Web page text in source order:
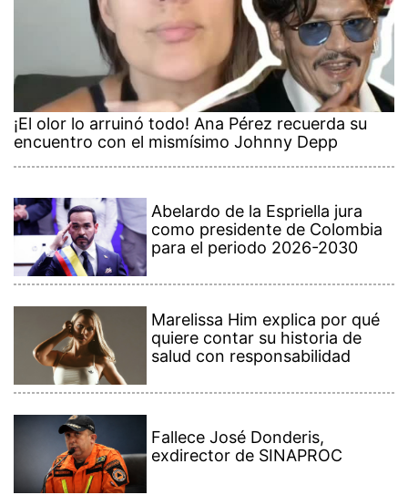
¡El olor lo arruinó todo! Ana Pérez recuerda su
encuentro con el mismísimo Johnny Depp
Abelardo de la Espriella jura
como presidente de Colombia
para el periodo 2026-2030
Marelissa Him explica por qué
quiere contar su historia de
salud con responsabilidad
Fallece José Donderis,
exdirector de SINAPROC